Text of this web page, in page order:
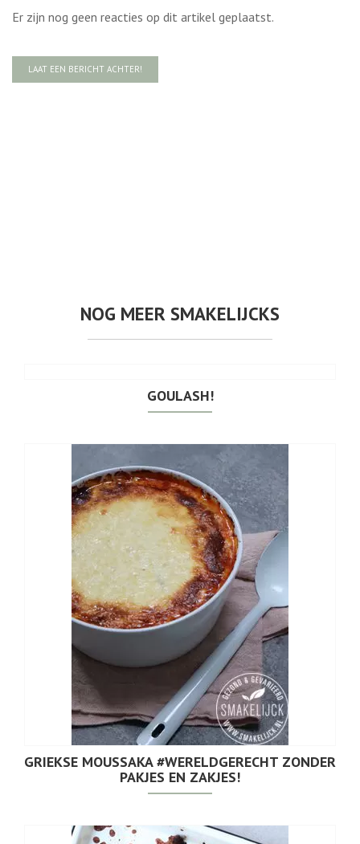
Er zijn nog geen reacties op dit artikel geplaatst.
LAAT EEN BERICHT ACHTER!
NOG MEER SMAKELIJCKS
GOULASH!
GRIEKSE MOUSSAKA #WERELDGERECHT ZONDER
PAKJES EN ZAKJES!